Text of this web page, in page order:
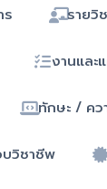
ร รายวิ
งานและ
ทักษะ / คว
วิชาชีพ